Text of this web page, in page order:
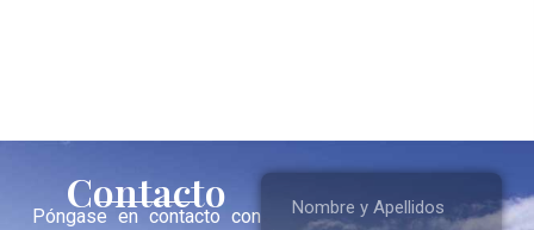
Contacto
Póngase en contacto con